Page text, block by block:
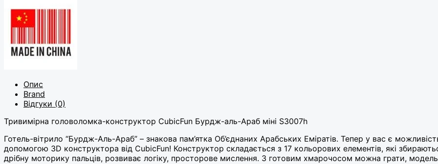
Опис
Brand
Відгуки (0)
Тривимірна головоломка-конструктор CubicFun Бурдж-аль-Араб міні S3007h
Готель-вітрило “Бурдж-Аль-Араб” – знакова пам’ятка Об’єднаних Арабських Еміратів. Тепер у вас є
допомогою 3D конструктора від CubicFun! Конструктор складається з 17 кольорових елементів, які
дрібну моторику пальців, розвиває логіку, просторове мислення. З готовим хмарочосом можна грати,